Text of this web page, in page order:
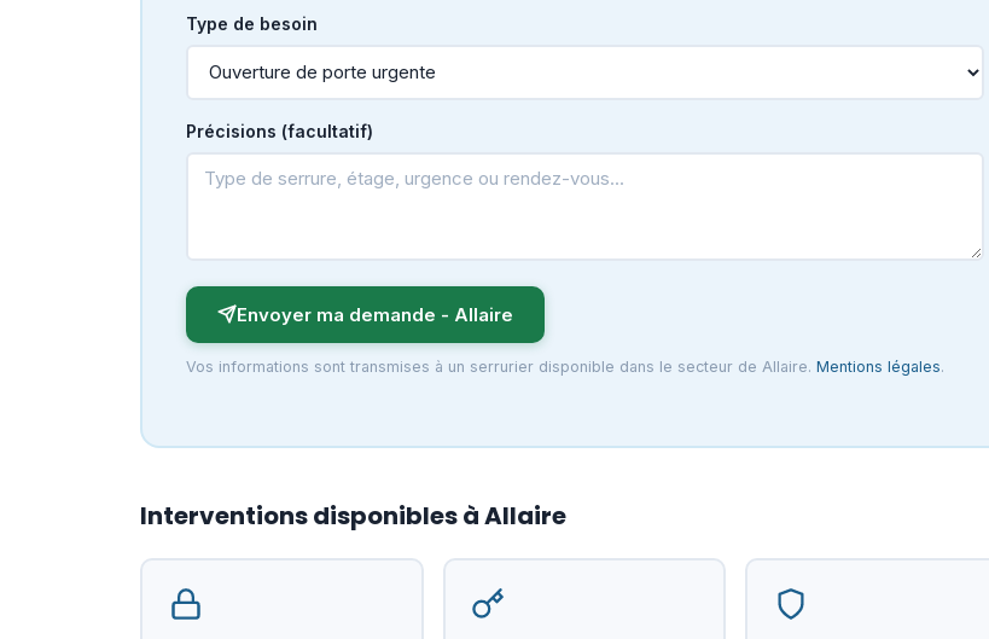
Type de besoin
Précisions (facultatif)
Envoyer ma demande - Allaire
Vos informations sont transmises à un serrurier disponible dans le secteur de Allaire. Mentions légales.
Interventions disponibles à Allaire